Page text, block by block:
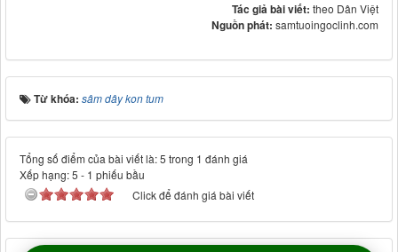
Tác giả bài viết: theo Dân Việt
Nguồn phát: samtuoingoclinh.com
Từ khóa: sâm dây kon tum
Tổng số điểm của bài viết là: 5 trong 1 đánh giá
Xếp hạng:5 - 1 phiếu bầu
Click để đánh giá bài viết